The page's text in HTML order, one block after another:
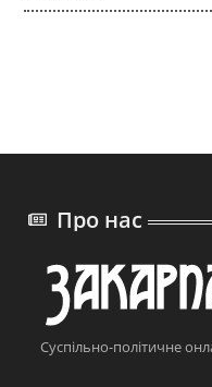
Про нас
Суспільно-політичне